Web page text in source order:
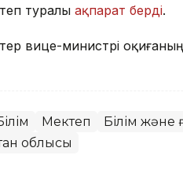
туралы ақпарат берді.
вице-министрі оқиғаның
Мектеп Білім және
облысы